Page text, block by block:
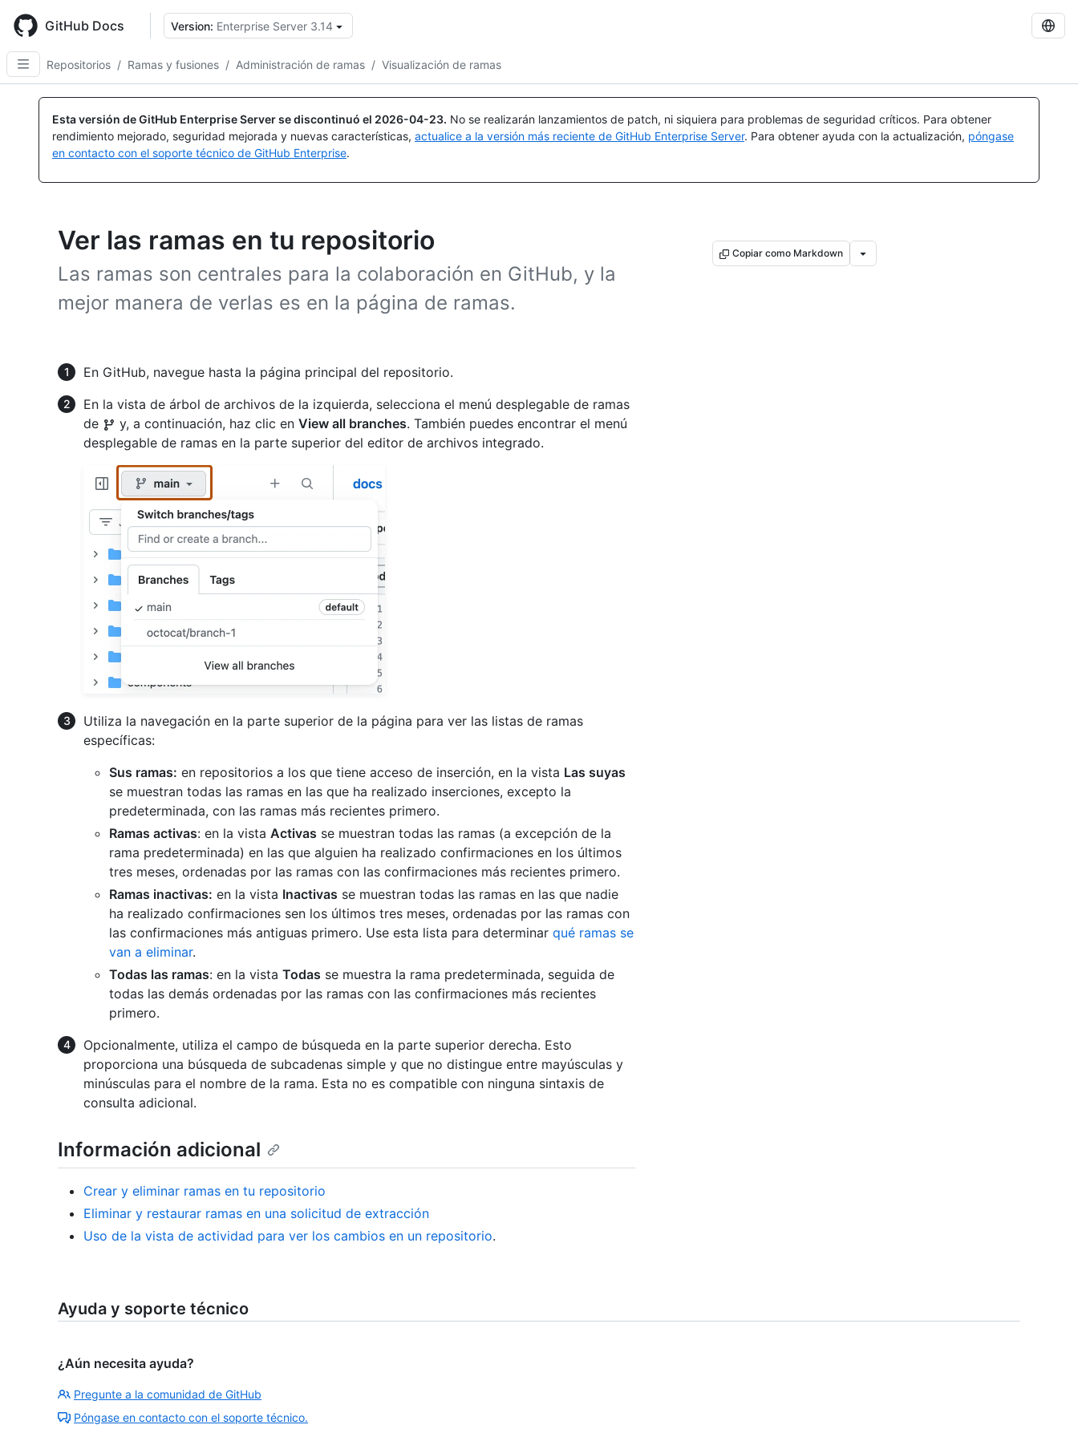
main
content
GitHub Docs Version: Enterprise Server 3.14
Repositorios / Ramas y fusiones / Administración de ramas / Visualización de ramas
Esta versión de GitHub Enterprise Server se discontinuó el 2026-04-23. No se realizarán lanzamientos de patch, ni siquiera para problemas de seguridad críticos. Para obtener
rendimiento mejorado, seguridad mejorada y nuevas características, actualice a la versión más reciente de GitHub Enterprise Server. Para obtener ayuda con la actualización, póngase
en contacto con el soporte técnico de GitHub Enterprise.
Ver las ramas en tu repositorio
Las ramas son centrales para la colaboración en GitHub, y la
mejor manera de verlas es en la página de ramas.
Copiar como Markdown
En GitHub, navegue hasta la página principal del repositorio.
En la vista de árbol de archivos de la izquierda, selecciona el menú desplegable de ramas
de
y, a continuación, haz clic en View all branches. También puedes encontrar el menú
desplegable de ramas en la parte superior del editor de archivos integrado.
Utiliza la navegación en la parte superior de la página para ver las listas de ramas
específicas:
Sus ramas: en repositorios a los que tiene acceso de inserción, en la vista Las suyas
se muestran todas las ramas en las que ha realizado inserciones, excepto la
predeterminada, con las ramas más recientes primero.
Ramas activas: en la vista Activas se muestran todas las ramas (a excepción de la
rama predeterminada) en las que alguien ha realizado confirmaciones en los últimos
tres meses, ordenadas por las ramas con las confirmaciones más recientes primero.
Ramas inactivas: en la vista Inactivas se muestran todas las ramas en las que nadie
ha realizado confirmaciones sen los últimos tres meses, ordenadas por las ramas con
las confirmaciones más antiguas primero. Use esta lista para determinar qué ramas se
van a eliminar.
Todas las ramas: en la vista Todas se muestra la rama predeterminada, seguida de
todas las demás ordenadas por las ramas con las confirmaciones más recientes
primero.
Opcionalmente, utiliza el campo de búsqueda en la parte superior derecha. Esto
proporciona una búsqueda de subcadenas simple y que no distingue entre mayúsculas y
minúsculas para el nombre de la rama. Esta no es compatible con ninguna sintaxis de
consulta adicional.
Información adicional
Crear y eliminar ramas en tu repositorio
Eliminar y restaurar ramas en una solicitud de extracción
Uso de la vista de actividad para ver los cambios en un repositorio.
Ayuda y soporte técnico
¿Aún necesita ayuda?
Pregunte a la comunidad de GitHub
Póngase en contacto con el soporte técnico.